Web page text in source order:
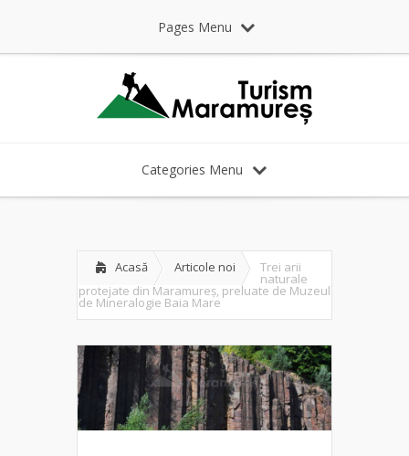
Pages Menu
Categories Menu
Acasă Articole noi Trei arii
naturale
protejate din Maramureș, preluate de Muzeul
de Mineralogie Baia Mare